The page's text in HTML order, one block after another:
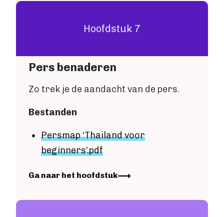
Hoofdstuk 7
Pers benaderen
Zo trek je de aandacht van de pers.
Bestanden
Persmap ‘Thailand voor
beginners’.pdf
Image
Ga naar het hoofdstuk